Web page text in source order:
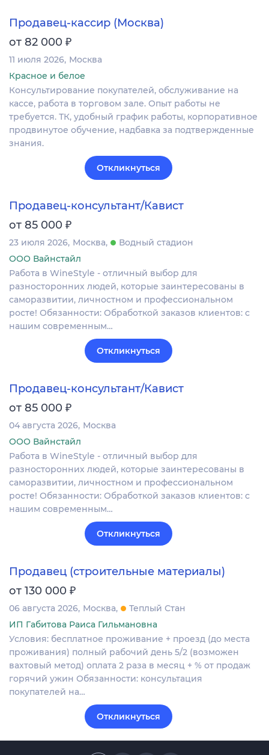
Продавец-кассир (Москва)
от 82 000 ₽
11 июля 2026 Москва
Красное и белое
Консультирование покупателей, обслуживание на
кассе, работа в торговом зале. Опыт работы не
требуется. ТК, удобный график работы, корпоративное
продвинутое обучение, надбавка за подтвержденные
знания.
Откликнуться
Продавец-консультант/Кавист
от 85 000 ₽
23 июля 2026 Москва
Водный стадион
ООО Вайнстайл
Работа в WineStyle - отличный выбор для
разносторонних людей, которые заинтересованы в
саморазвитии, личностном и профессиональном
росте! Обязанности: Обработкой заказов клиентов: с
нашим современным…
Откликнуться
Продавец-консультант/Кавист
от 85 000 ₽
04 августа 2026 Москва
ООО Вайнстайл
Работа в WineStyle - отличный выбор для
разносторонних людей, которые заинтересованы в
саморазвитии, личностном и профессиональном
росте! Обязанности: Обработкой заказов клиентов: с
нашим современным…
Откликнуться
Продавец (строительные материалы)
от 130 000 ₽
06 августа 2026 Москва
Теплый Стан
ИП Габитова Раиса Гильмановна
Условия: бесплатное проживание + проезд (до места
проживания) полный рабочий день 5/2 (возможен
вахтовый метод) оплата 2 раза в месяц + % от продаж
горячий ужин Обязанности: консультация
покупателей на…
Откликнуться